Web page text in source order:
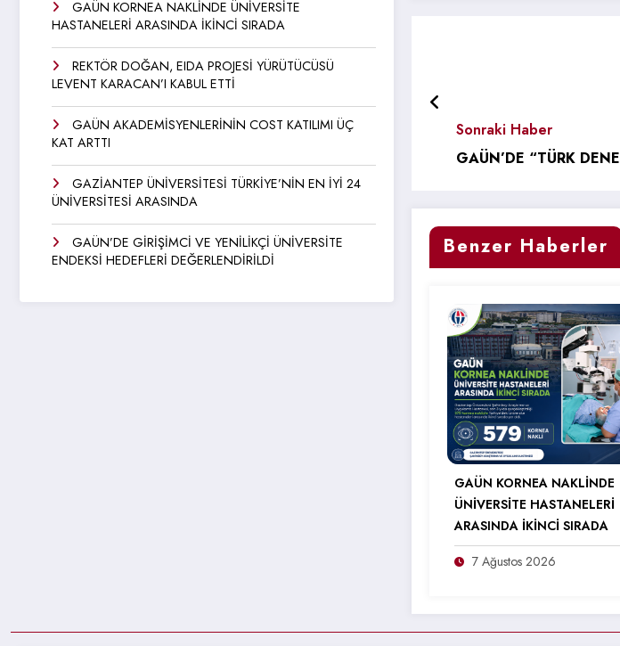
GAÜN KORNEA NAKLİNDE ÜNİVERSİTE
HASTANELERİ ARASINDA İKİNCİ SIRADA
REKTÖR DOĞAN, EIDA PROJESİ YÜRÜTÜCÜSÜ
LEVENT KARACAN’I KABUL ETTİ
GAÜN AKADEMİSYENLERİNİN COST KATILIMI ÜÇ
KAT ARTTI
GAZİANTEP ÜNİVERSİTESİ TÜRKİYE’NİN EN İYİ 24
ÜNİVERSİTESİ ARASINDA
GAÜN’DE GİRİŞİMCİ VE YENİLİKÇİ ÜNİVERSİTE
ENDEKSİ HEDEFLERİ DEĞERLENDİRİLDİ
Sonraki Haber
GAÜN’DE “TÜRK
Benzer Haberler
GAÜN KORNEA NAKLİNDE
ÜNİVERSİTE HASTANELERİ
ARASINDA İKİNCİ SIRADA
7 Ağustos 2026